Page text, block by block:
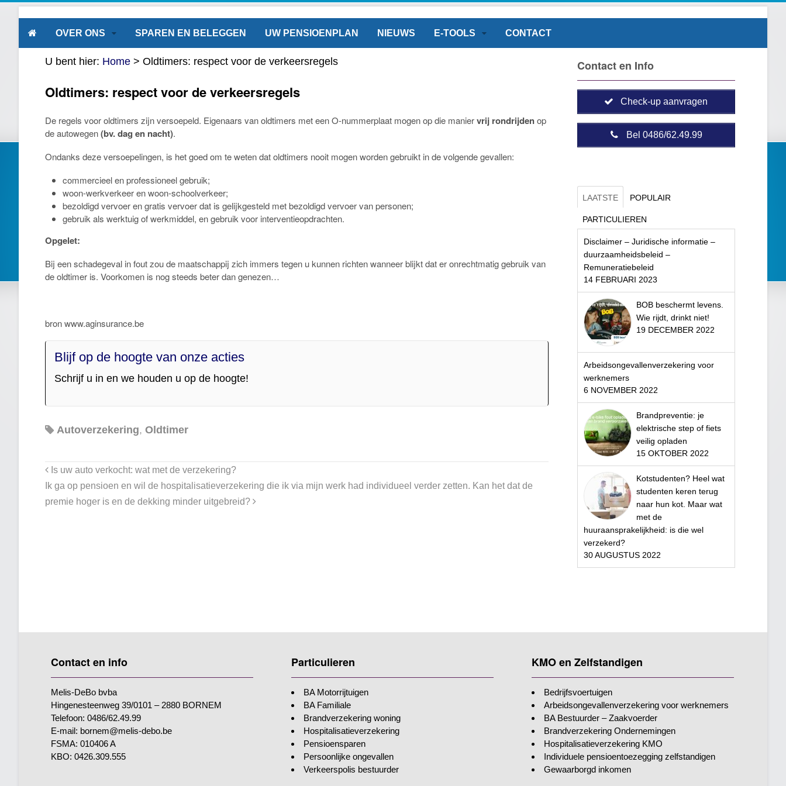
OVER ONS SPAREN EN BELEGGEN UW PENSIOENPLAN NIEUWS E-TOOLS CONTACT
U bent hier: Home > Oldtimers: respect voor de verkeersregels
Oldtimers: respect voor de verkeersregels
De regels voor oldtimers zijn versoepeld. Eigenaars van oldtimers met een O-nummerplaat mogen op die maniervrij rondrijdenop
de autowegen(bv. dag en nacht).
Ondanks deze versoepelingen, is het goed om te weten dat oldtimers nooit mogen worden gebruikt in de volgende gevallen:
commercieel en professioneel gebruik;
woon-werkverkeer en woon-schoolverkeer;
bezoldigd vervoer en gratis vervoer dat is gelijkgesteld met bezoldigd vervoer van personen;
gebruik als werktuig of werkmiddel, en gebruik voor interventieopdrachten.
Opgelet:
Bij een schadegeval in fout zou de maatschappij zich immers tegen u kunnen richten wanneer blijkt dat er onrechtmatig gebruik van
de oldtimer is. Voorkomen is nog steeds beter dan genezen…
bron www.aginsurance.be
Blijf op de hoogte van onze acties
Schrijf u in en we houden u op de hoogte!
Autoverzekering, Oldtimer
Is uw auto verkocht: wat met de verzekering?
Ik ga op pensioen en wil de hospitalisatieverzekering die ik via mijn werk had individueel verder zetten. Kan het dat de
premie hoger is en de dekking minder uitgebreid?
Contact en Info
Check-up aanvragen
Bel 0486/62.49.99
LAATSTE POPULAIR
PARTICULIEREN
Disclaimer – Juridische informatie –
duurzaamheidsbeleid –
Remuneratiebeleid
14 FEBRUARI 2023
BOB beschermt levens.
Wie rijdt, drinkt niet!
19 DECEMBER 2022
Arbeidsongevallenverzekering voor
werknemers
6 NOVEMBER 2022
Brandpreventie: je
elektrische step of fiets
veilig opladen
15 OKTOBER 2022
Kotstudenten? Heel wat
studenten keren terug
naar hun kot. Maar wat
met de
huuraansprakelijkheid: is die wel
verzekerd?
30 AUGUSTUS 2022
Contact en info
Melis-DeBo bvba
Hingenesteenweg 39/0101 – 2880 BORNEM
Telefoon: 0486/62.49.99
E-mail: bornem@melis-debo.be
FSMA: 010406 A
KBO: 0426.309.555
Particulieren
BA Motorrijtuigen
BA Familiale
Brandverzekering woning
Hospitalisatieverzekering
Pensioensparen
Persoonlijke ongevallen
Verkeerspolis bestuurder
KMO en Zelfstandigen
Bedrijfsvoertuigen
Arbeidsongevallenverzekering voor werknemers
BA Bestuurder – Zaakvoerder
Brandverzekering Ondernemingen
Hospitalisatieverzekering KMO
Individuele pensioentoezegging zelfstandigen
Gewaarborgd inkomen